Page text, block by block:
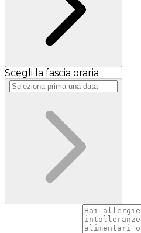
Scegli la fascia oraria